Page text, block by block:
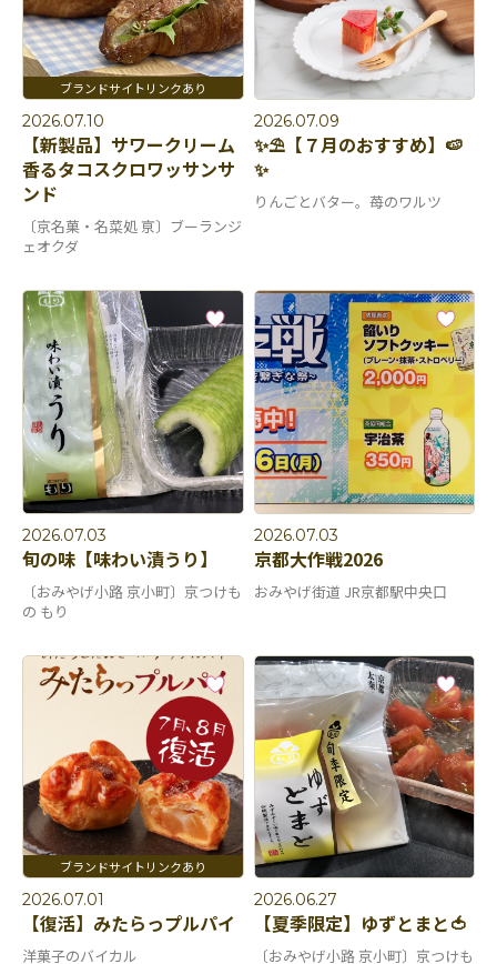
2026.07.10
【新製品】サワークリーム
香るタコスクロワッサンサ
ンド
〔京名菓・名菜処 亰〕ブーランジ
ェオクダ
2026.07.09
✨⛱️【７月のおすすめ】🍉
✨
りんごとバター。苺のワルツ
2026.07.03
旬の味【味わい漬うり】
〔おみやげ小路 京小町〕京つけも
の もり
2026.07.03
京都大作戦2026
おみやげ街道 JR京都駅中央口
2026.07.01
【復活】みたらっプルパイ
洋菓子のバイカル
2026.06.27
【夏季限定】ゆずとまと🍅
〔おみやげ小路 京小町〕京つけも